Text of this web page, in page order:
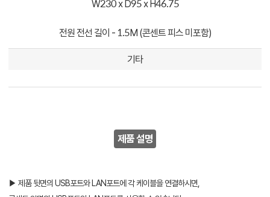
W230 x D95 x H46.75
전원 전선 길이 - 1.5M (콘센트 피스 미포함)
기타
제품 설명
▶ 제품 뒷면의 USB포트와 LAN포트에 각 케이블을 연결하시면,